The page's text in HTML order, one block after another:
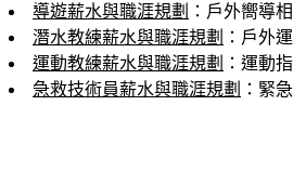
導遊薪水與職涯規劃 ：戶外嚮導
潛水教練薪水與職涯規劃 ：戶外
運動教練薪水與職涯規劃 ：運動
急救技術員薪水與職涯規劃 ：緊